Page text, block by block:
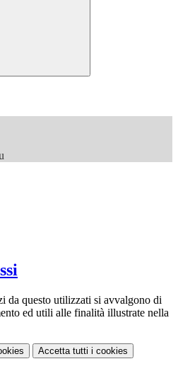
da questo utilizzati si avvalgono di
ed utili alle finalità illustrate nella
Accetta tutti i cookies